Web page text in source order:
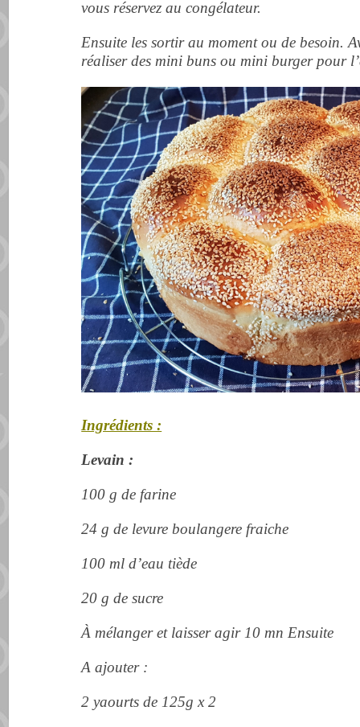
vous réservez au congélateur.
Ensuite les sortir au moment ou de besoin.
réaliser des mini buns ou mini burger pour
Ingrédients :
Levain :
100 g de farine
24 g de levure boulangere fraiche
100 ml d’eau tiède
20 g de sucre
À mélanger et laisser agir 10 mn Ensuite
A ajouter :
2 yaourts de 125g x 2